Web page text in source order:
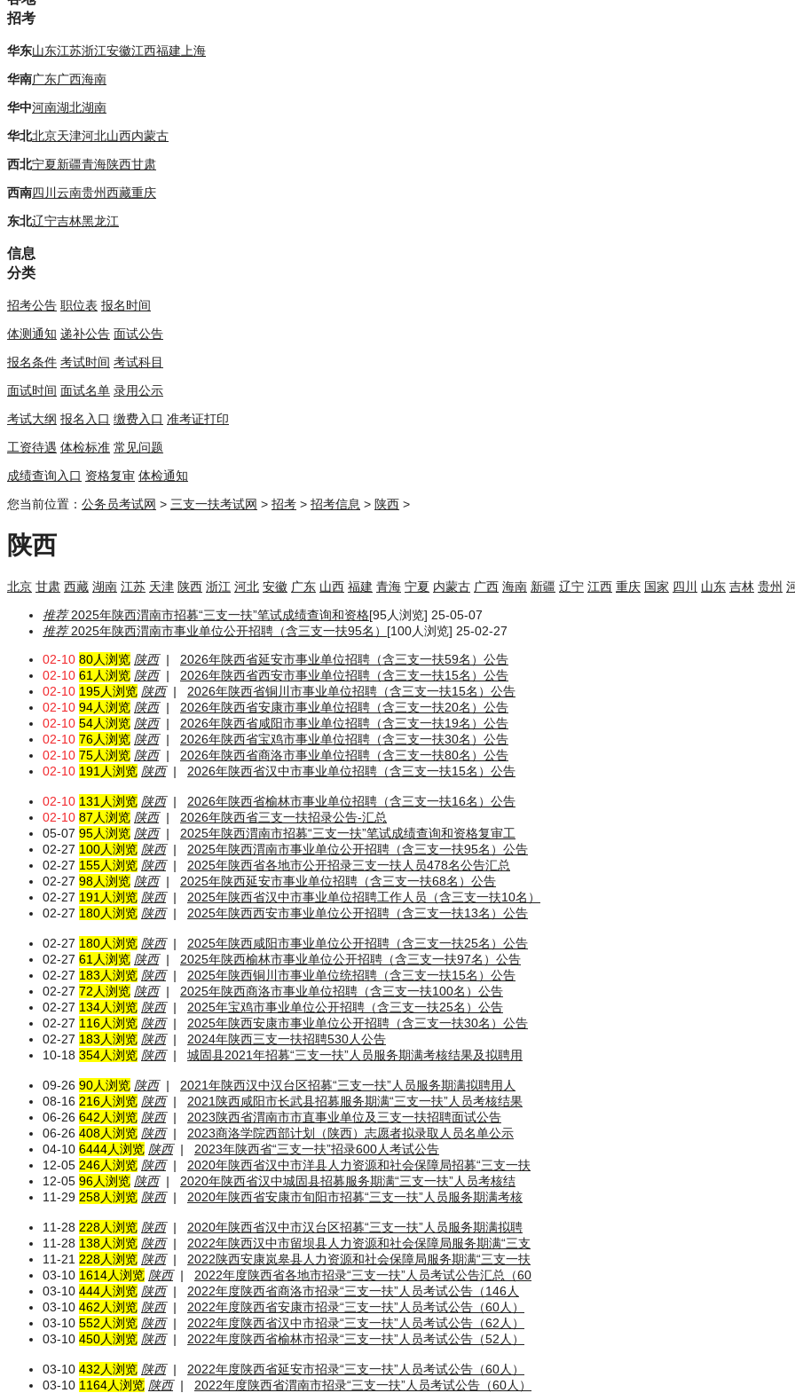
招考
华东山东江苏浙江安徽江西福建 上海
华南广东广西海南
华中河南湖北湖南
华北北京天津河北山西内蒙古
西北宁夏新疆青海陕西甘肃
西南四川 云南贵州西藏重庆
东北辽宁吉林黑龙江
信息
分类
招考公告 职位表 报名时间
体测通知 递补公告 面试公告
报名条件 考试时间 考试科目
面试时间 面试名单 录用公示
考试大纲 报名入口 缴费入口 准考证打印
工资待遇 体检标准 常见问题
成绩查询入口 资格复审 体检通知
您当前位置： 公务员考试网 > 三支一扶考试网 > 招考 > 招考信息 > 陕西 >
陕西
北京 甘肃 西藏 湖南 江苏 天津 陕西 浙江 河北 安徽 广东 山西 福建 青海 宁夏 内蒙古 广西 海南 新疆 辽宁 江西 重庆 国家 四川 山东 吉林 贵州
推荐2025年陕西渭南市招募“三支一扶”笔试成绩查询和资格[95人浏览] 25-05-07
推荐2025年陕西渭南市事业单位公开招聘（含三支一扶95名） [100人浏览] 25-02-27
02-10 80人浏览 陕西|
2026年陕西省延安市事业单位招聘（含三支一扶59名）公告
02-10 61人浏览 陕西|
2026年陕西省西安市事业单位招聘（含三支一扶15名）公告
02-10 195人浏览 陕西|
2026年陕西省铜川市事业单位招聘（含三支一扶15名）公告
02-10 94人浏览 陕西|
2026年陕西省安康市事业单位招聘（含三支一扶20名）公告
02-10 54人浏览 陕西|
2026年陕西省咸阳市事业单位招聘（含三支一扶19名）公告
02-10 76人浏览 陕西|
2026年陕西省宝鸡市事业单位招聘（含三支一扶30名）公告
02-10 75人浏览 陕西|
2026年陕西省商洛市事业单位招聘（含三支一扶80名）公告
02-10 191人浏览 陕西| 2026年陕西省汉中市事业单位招聘（含三支一扶15名）公告
02-10 131人浏览 陕西|
2026年陕西省榆林市事业单位招聘（含三支一扶16名）公告
02-10 87人浏览 陕西|
2026年陕西省三支一扶招录公告-汇总
05-07 95人浏览 陕西|
2025年陕西渭南市招募“三支一扶”笔试成绩查询和资格复审工
02-27 100人浏览 陕西|
2025年陕西渭南市事业单位公开招聘（含三支一扶95名）公告
02-27 155人浏览 陕西|
2025年陕西省各地市公开招录三支一扶人员478名公告汇总
02-27 98人浏览 陕西|
2025年陕西延安市事业单位招聘（含三支一扶68名）公告
02-27 191人浏览 陕西|
2025年陕西省汉中市事业单位招聘工作人员（含三支一扶10名）
02-27 180人浏览 陕西| 2025年陕西西安市事业单位公开招聘（含三支一扶13名）公告
02-27 180人浏览 陕西|
2025年陕西咸阳市事业单位公开招聘（含三支一扶25名）公告
02-27 61人浏览 陕西|
2025年陕西榆林市事业单位公开招聘（含三支一扶97名）公告
02-27 183人浏览 陕西|
2025年陕西铜川市事业单位统招聘（含三支一扶15名）公告
02-27 72人浏览 陕西|
2025年陕西商洛市事业单位招聘（含三支一扶100名）公告
02-27 134人浏览 陕西|
2025年宝鸡市事业单位公开招聘（含三支一扶25名）公告
02-27 116人浏览 陕西|
2025年陕西安康市事业单位公开招聘（含三支一扶30名）公告
02-27 183人浏览 陕西|
2024年陕西三支一扶招聘530人公告
10-18 354人浏览 陕西| 城固县2021年招募“三支一扶”人员服务期满考核结果及拟聘用
09-26 90人浏览 陕西|
2021年陕西汉中汉台区招募“三支一扶”人员服务期满拟聘用人
08-16 216人浏览 陕西|
2021陕西咸阳市长武县招募服务期满“三支一扶”人员考核结果
06-26 642人浏览 陕西|
2023陕西省渭南市市直事业单位及三支一扶招聘面试公告
06-26 408人浏览 陕西|
2023商洛学院西部计划（陕西）志愿者拟录取人员名单公示
04-10 6444人浏览 陕西|
2023年陕西省“三支一扶”招录600人考试公告
12-05 246人浏览 陕西|
2020年陕西省汉中市洋县人力资源和社会保障局招募“三支一扶
12-05 96人浏览 陕西|
2020年陕西省汉中城固县招募服务期满“三支一扶”人员考核结
11-29 258人浏览 陕西| 2020年陕西省安康市旬阳市招募“三支一扶”人员服务期满考核
11-28 228人浏览 陕西|
2020年陕西省汉中市汉台区招募“三支一扶”人员服务期满拟聘
11-28 138人浏览 陕西|
2022年陕西汉中市留坝县人力资源和社会保障局服务期满“三支
11-21 228人浏览 陕西|
2022陕西安康岚皋县人力资源和社会保障局服务期满“三支一扶
03-10 1614人浏览 陕西|
2022年度陕西省各地市招录“三支一扶”人员考试公告汇总（60
03-10 444人浏览 陕西|
2022年度陕西省商洛市招录“三支一扶”人员考试公告（146人
03-10 462人浏览 陕西|
2022年度陕西省安康市招录“三支一扶”人员考试公告（60人）
03-10 552人浏览 陕西|
2022年度陕西省汉中市招录“三支一扶”人员考试公告（62人）
03-10 450人浏览 陕西| 2022年度陕西省榆林市招录“三支一扶”人员考试公告（52人）
03-10 432人浏览 陕西|
2022年度陕西省延安市招录“三支一扶”人员考试公告（60人）
03-10 1164人浏览 陕西|
2022年度陕西省渭南市招录“三支一扶”人员考试公告（60人）